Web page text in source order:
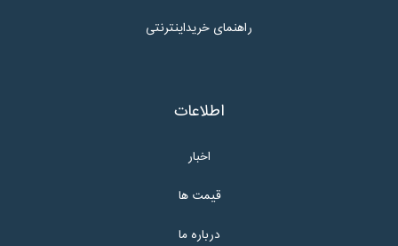
راهنمای خریداینترنتی
اطلاعات
اخبار
قیمت ها
درباره ما